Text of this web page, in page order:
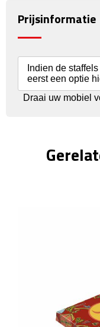
Reisstekkers
Reissetjes
Auto
Prijsinformatie
Indien de
eerst een optie
Draai uw mobiel